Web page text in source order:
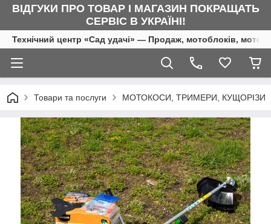
ВІДГУКИ ПРО ТОВАР І МАГАЗИН ПОКРАЩАТЬ
СЕРВІС В УКРАЇНІ!
Технічний центр «Сад удачі» — Продаж, мотоблоків,
Товари та послуги МОТОКОСИ, ТРИМЕРИ, КУЩОРІЗИ